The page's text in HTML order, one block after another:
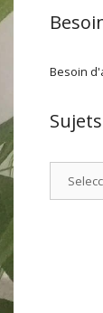
Besoin
Sujets